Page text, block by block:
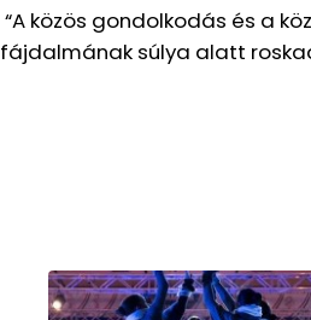
“A közös gondolkodás és a
fájdalmának súlya alatt